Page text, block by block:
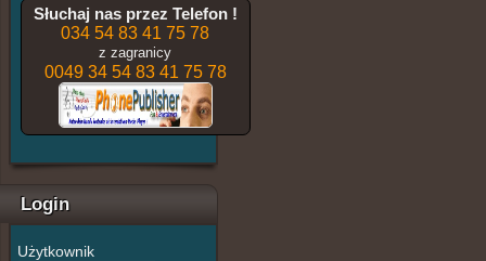
Słuchaj nas przez Telefon !
034 54 83 41 75 78
z zagranicy
0049 34 54 83 41 75 78
Login
Użytkownik